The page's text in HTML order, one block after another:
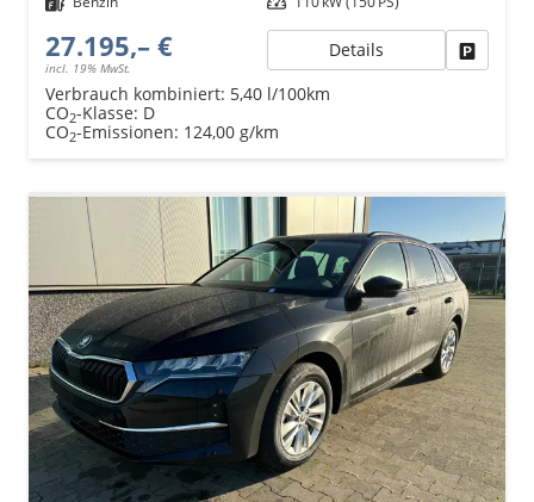
27.195,– €
incl. 19% MwSt.
Details
Verbrauch kombiniert: 5,40 l/100km
CO2-Klasse: D
CO2-Emissionen: 124,00 g/km